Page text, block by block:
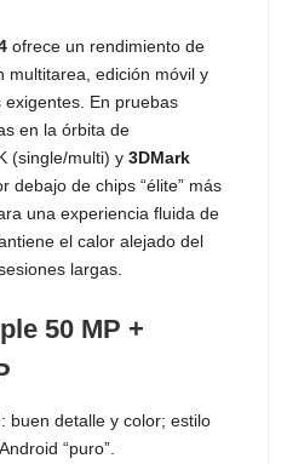
ofrece un rendimiento de
multitarea, edición móvil y
En pruebas
en la órbita de
(single/multi) y 3DMark
debajo de chips “élite” más
una experiencia fluida de
el calor alejado del
largas.
50 MP +
buen detalle y color; estilo
“puro”.